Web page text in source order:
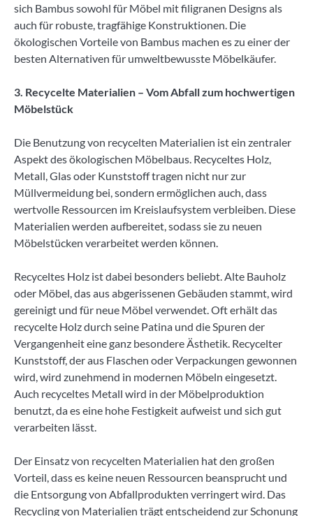
sich Bambus sowohl für Möbel mit filigranen Designs als
auch für robuste, tragfähige Konstruktionen. Die
ökologischen Vorteile von Bambus machen es zu einer der
besten Alternativen für umweltbewusste Möbelkäufer.
3. Recycelte Materialien – Vom Abfall zum hochwertigen
Möbelstück
Die Benutzung von recycelten Materialien ist ein zentraler
Aspekt des ökologischen Möbelbaus. Recyceltes Holz,
Metall, Glas oder Kunststoff tragen nicht nur zur
Müllvermeidung bei, sondern ermöglichen auch, dass
wertvolle Ressourcen im Kreislaufsystem verbleiben. Diese
Materialien werden aufbereitet, sodass sie zu neuen
Möbelstücken verarbeitet werden können.
Recyceltes Holz ist dabei besonders beliebt. Alte Bauholz
oder Möbel, das aus abgerissenen Gebäuden stammt, wird
gereinigt und für neue Möbel verwendet. Oft erhält das
recycelte Holz durch seine Patina und die Spuren der
Vergangenheit eine ganz besondere Ästhetik. Recycelter
Kunststoff, der aus Flaschen oder Verpackungen gewonnen
wird, wird zunehmend in modernen Möbeln eingesetzt.
Auch recyceltes Metall wird in der Möbelproduktion
benutzt, da es eine hohe Festigkeit aufweist und sich gut
verarbeiten lässt.
Der Einsatz von recycelten Materialien hat den großen
Vorteil, dass es keine neuen Ressourcen beansprucht und
die Entsorgung von Abfallprodukten verringert wird. Das
Recycling von Materialien trägt entscheidend zur Schonung